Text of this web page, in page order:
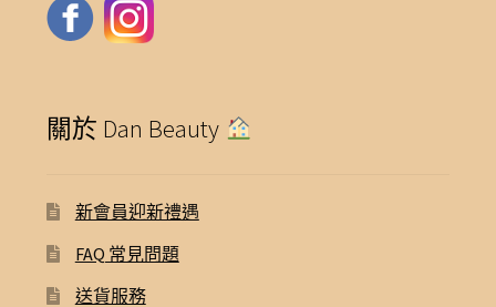
關於 Dan Beauty
新會員迎新禮遇
FAQ 常見問題
送貨服務